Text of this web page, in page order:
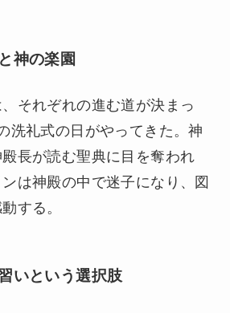
神の楽園
それぞれの進む道が決まっ
洗礼式の日がやってきた。神
長が読む聖典に目を奪われ
は神殿の中で迷子になり、図
する。
いという選択肢